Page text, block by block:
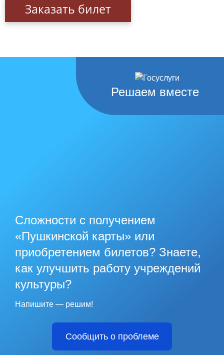
Заказать билет
Решаем вместе
Сложности с получением
«Пушкинской карты» или
приобретением билетов? Знаете,
как улучшить работу учреждений
культуры?
Напишите — решим!
Сообщить о проблеме